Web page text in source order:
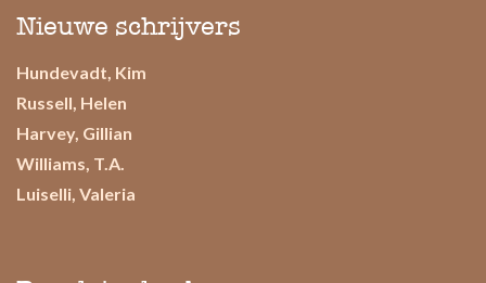
Nieuwe schrijvers
Hundevadt, Kim
Russell, Helen
Harvey, Gillian
Williams, T.A.
Luiselli, Valeria